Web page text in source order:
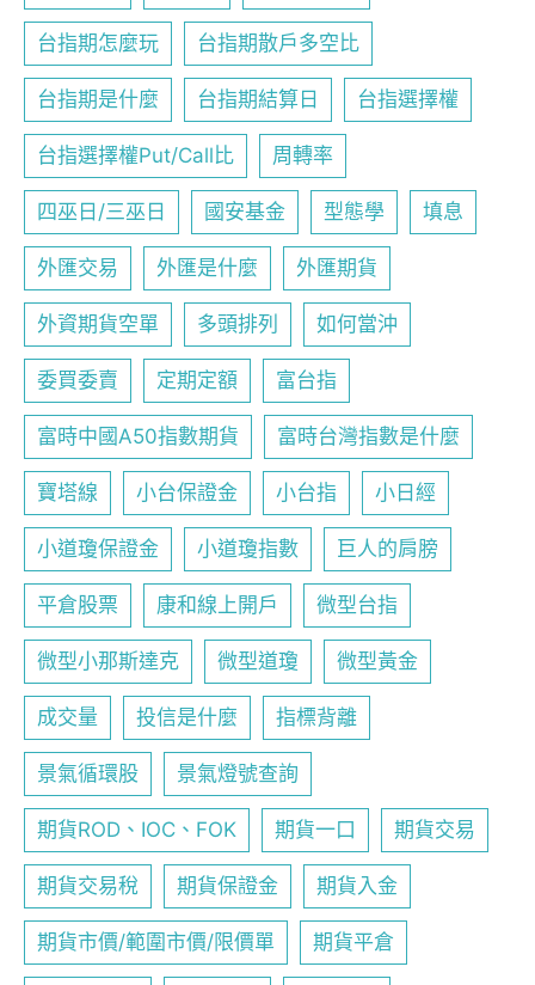
台指期怎麼玩 台指期散戶多空比
台指期是什麼 台指期結算日 台指選擇權
台指選擇權Put/Call比 周轉率
四巫日/三巫日 國安基金 型態學 填息
外匯交易 外匯是什麼 外匯期貨
外資期貨空單 多頭排列 如何當沖
委買委賣 定期定額 富台指
富時中國A50指數期貨 富時台灣指數是什麼
寶塔線 小台保證金 小台指 小日經
小道瓊保證金 小道瓊指數 巨人的肩膀
平倉股票 康和線上開戶 微型台指
微型小那斯達克 微型道瓊 微型黃金
成交量 投信是什麼 指標背離
景氣循環股 景氣燈號查詢
期貨ROD、IOC、FOK 期貨一口 期貨交易
期貨交易稅 期貨保證金 期貨入金
期貨市價/範圍市價/限價單 期貨平倉